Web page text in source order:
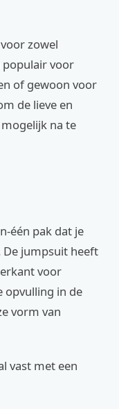
zowel
populair voor
of gewoon voor
de lieve en
na te
één pak dat je
jumpsuit heeft
voor
opvulling in de
vorm van
vast met een